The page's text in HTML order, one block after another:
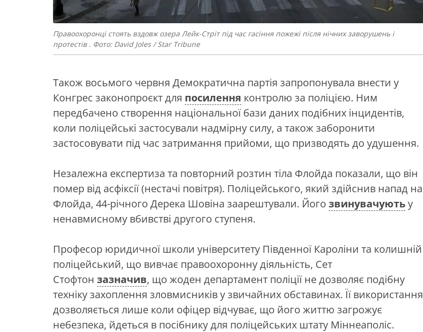
Правоохоронці стоять вздовж озера Лейк-Стріт під час гасіння пожежі після нічних заворушень і
протестів . Фото: David Joles / Star Tribune
Також восьмого червня Демократична партія запропонувала внести у
Конгрес законопроєкт для посилення контролю за поліцією. Ним
передбачено створення національної бази даних подібних інцидентів,
коли поліцейські застосували надмірну силу, а також заборонити
застосовувати під час затримання прийоми, що призводять до удушення.
Незалежна експертиза та повторний розтин тіла Флойда показали, що він
помер від асфіксії (нестачі повітря). Поліцейського, який здійснив напад на
Флойда, 44-річного Дерека Шовіна заарештували. Його звинувачуютьу
ненавмисному вбивстві другого ступеня.
Професор юридичної школи університету Південної Кароліни та колишній
поліцейський, що вивчає правоохоронну діяльність, Сет
Стофтон зазначив, що жоден департамент поліції не дозволяє подібну
техніку захоплення зловмисників у звичайних обставинах. Її використання
дозволяється лише коли офіцер відчуває, що його життю загрожує
небезпека, йдеться в посібнику для поліцейських штату Міннеаполіс.